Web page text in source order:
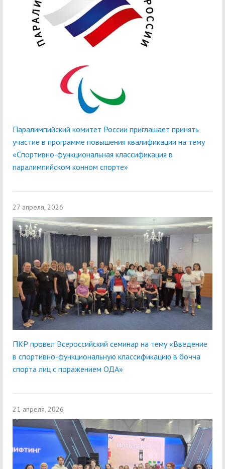
Паралимпийский комитет России приглашает принять
участие в программе повышения квалификации на тему
«Спортивно-функциональная классификация в
паралимпийском конном спорте»
27 апреля, 2026
ПКР провел Всероссийский семинар на тему «Введение
в спортивно-функциональную классификацию в бочча
спорта лиц с поражением ОДА»
21 апреля, 2026